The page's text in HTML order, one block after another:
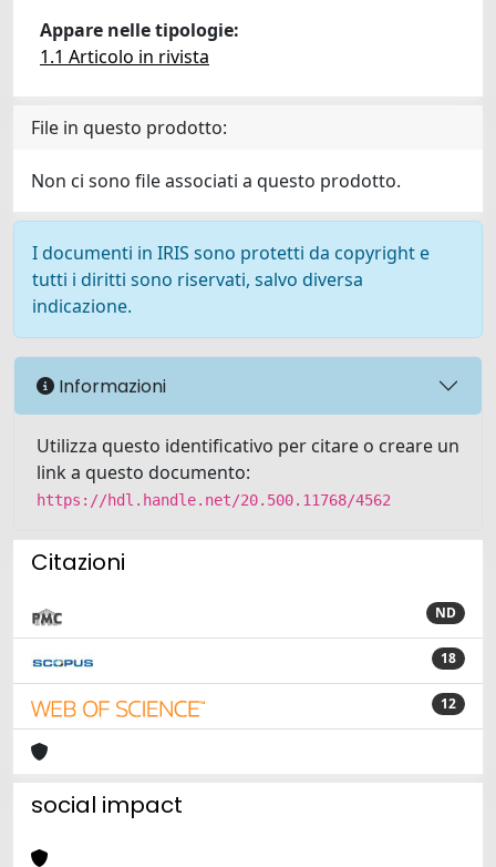
Appare nelle tipologie:
1.1 Articolo in rivista
File in questo prodotto:
Non ci sono file associati a questo prodotto.
I documenti in IRIS sono protetti da copyright e
tutti i diritti sono riservati, salvo diversa
indicazione.
Informazioni
Utilizza questo identificativo per citare o creare un
link a questo documento:
https://hdl.handle.net/20.500.11768/4562
Citazioni
ND
18
12
social impact